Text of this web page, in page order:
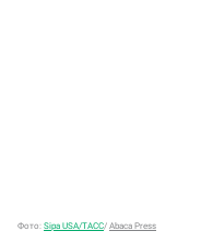
Фото: Sipa USA/ТАСС/ Abaca Press